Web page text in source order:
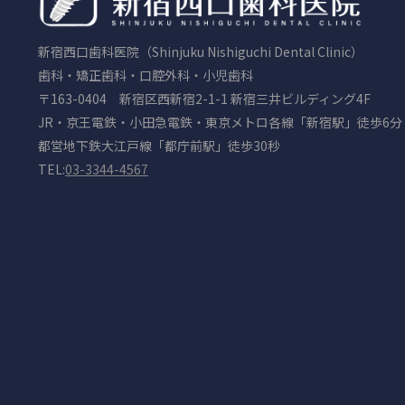
新宿西口歯科医院（Shinjuku Nishiguchi Dental Clinic）
歯科・矯正歯科・口腔外科・小児歯科
〒163-0404 新宿区西新宿2-1-1 新宿三井ビルディング4F
JR・京王電鉄・小田急電鉄・東京メトロ各線「新宿駅」徒歩6分
都営地下鉄大江戸線「都庁前駅」徒歩30秒
TEL:03-3344-4567